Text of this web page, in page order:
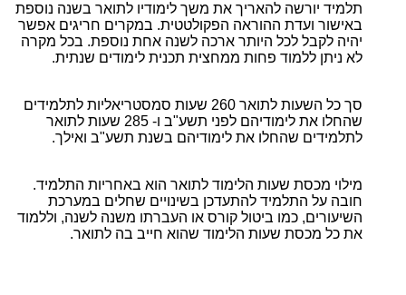
תלמיד יורשה להאריך את משך לימודיו לתואר בשנה נוספת
באישור ועדת ההוראה הפקולטטית. במקרים חריגים אפשר
יהיה לקבל לכל היותר ארכה לשנה אחת נוספת. בכל מקרה
לא ניתן ללמוד פחות ממחצית תכנית לימודים שנתית.
סך כל השעות לתואר 260 שעות סמסטריאליות לתלמידים
שהחלו את לימודיהם לפני תשע"ב ו- 285 שעות לתואר
לתלמידים שהחלו את לימודיהם בשנת תשע"ב ואילך.
מילוי מכסת שעות הלימוד לתואר הוא באחריות התלמיד.
חובה על התלמיד להתעדכן בשינויים שחלים במערכת
השיעורים, כמו ביטול קורס או העברתו משנה לשנה, וללמוד
את כל מכסת שעות הלימוד שהוא חייב בה לתואר.